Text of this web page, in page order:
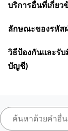
บริการอื่นที่เกี่ยว
ลักษณะของรหัส
วิธีป้องกันและรั
บัญชี)